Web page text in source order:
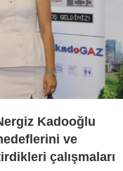
Kadooğlu
ve
çalışmaları